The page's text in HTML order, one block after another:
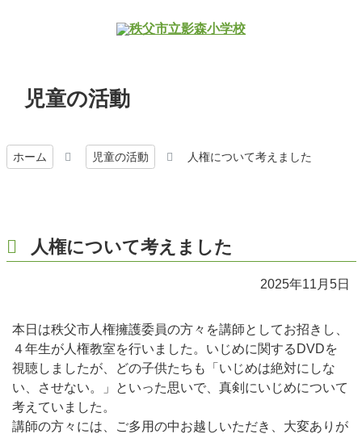
児童の活動
ホーム 児童の活動 人権について考えました
人権について考えました
2025年11月5日
本日は秩父市人権擁護委員の方々を講師としてお招きし、
４年生が人権教室を行いました。いじめに関するDVDを
視聴しましたが、どの子供たちも「いじめは絶対にしな
い、させない。」といった思いで、真剣にいじめについて
考えていました。
講師の方々には、ご多用の中お越しいただき、大変ありが